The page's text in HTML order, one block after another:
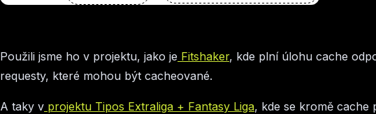
Použili jsme ho v projektu, jako je Fitshaker, kde plní úlohu cache
requesty, které mohou být cacheované.
A taky v projektu Tipos Extraliga + Fantasy Liga, kde se kromě cache